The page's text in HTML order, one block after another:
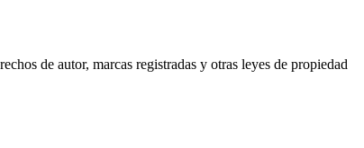
de autor, marcas registradas y otras leyes de propiedad